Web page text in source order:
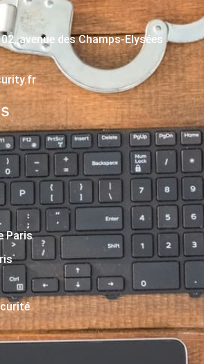
avenue des Champs-Elysées
Paris